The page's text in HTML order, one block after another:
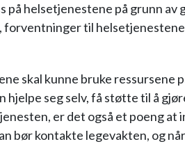
på helsetjenestene på grunn
forventninger til
skal kunne bruke ressursene
hjelpe seg selv, få støtte til å
er det også et poeng at
bør kontakte legevakten, og